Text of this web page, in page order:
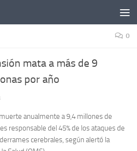
0
mata a más de 9
por año
anualmente a 9,4 millones de
responsable del 45% de los ataques de
cerebrales, según alertó la